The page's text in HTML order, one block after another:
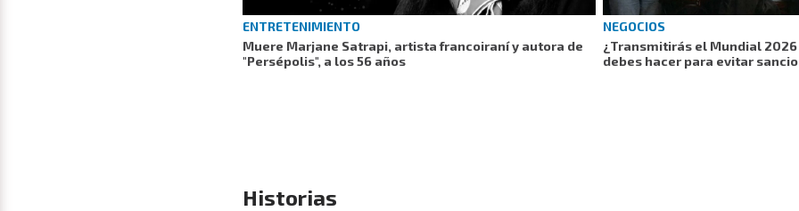
ENTRETENIMIENTO
Muere Marjane Satrapi, artista francoiraní y autora de
"Persépolis", a los 56 años
NEGOCIOS
¿Transmitirás el Mundial
debes hacer para evitar
Historias